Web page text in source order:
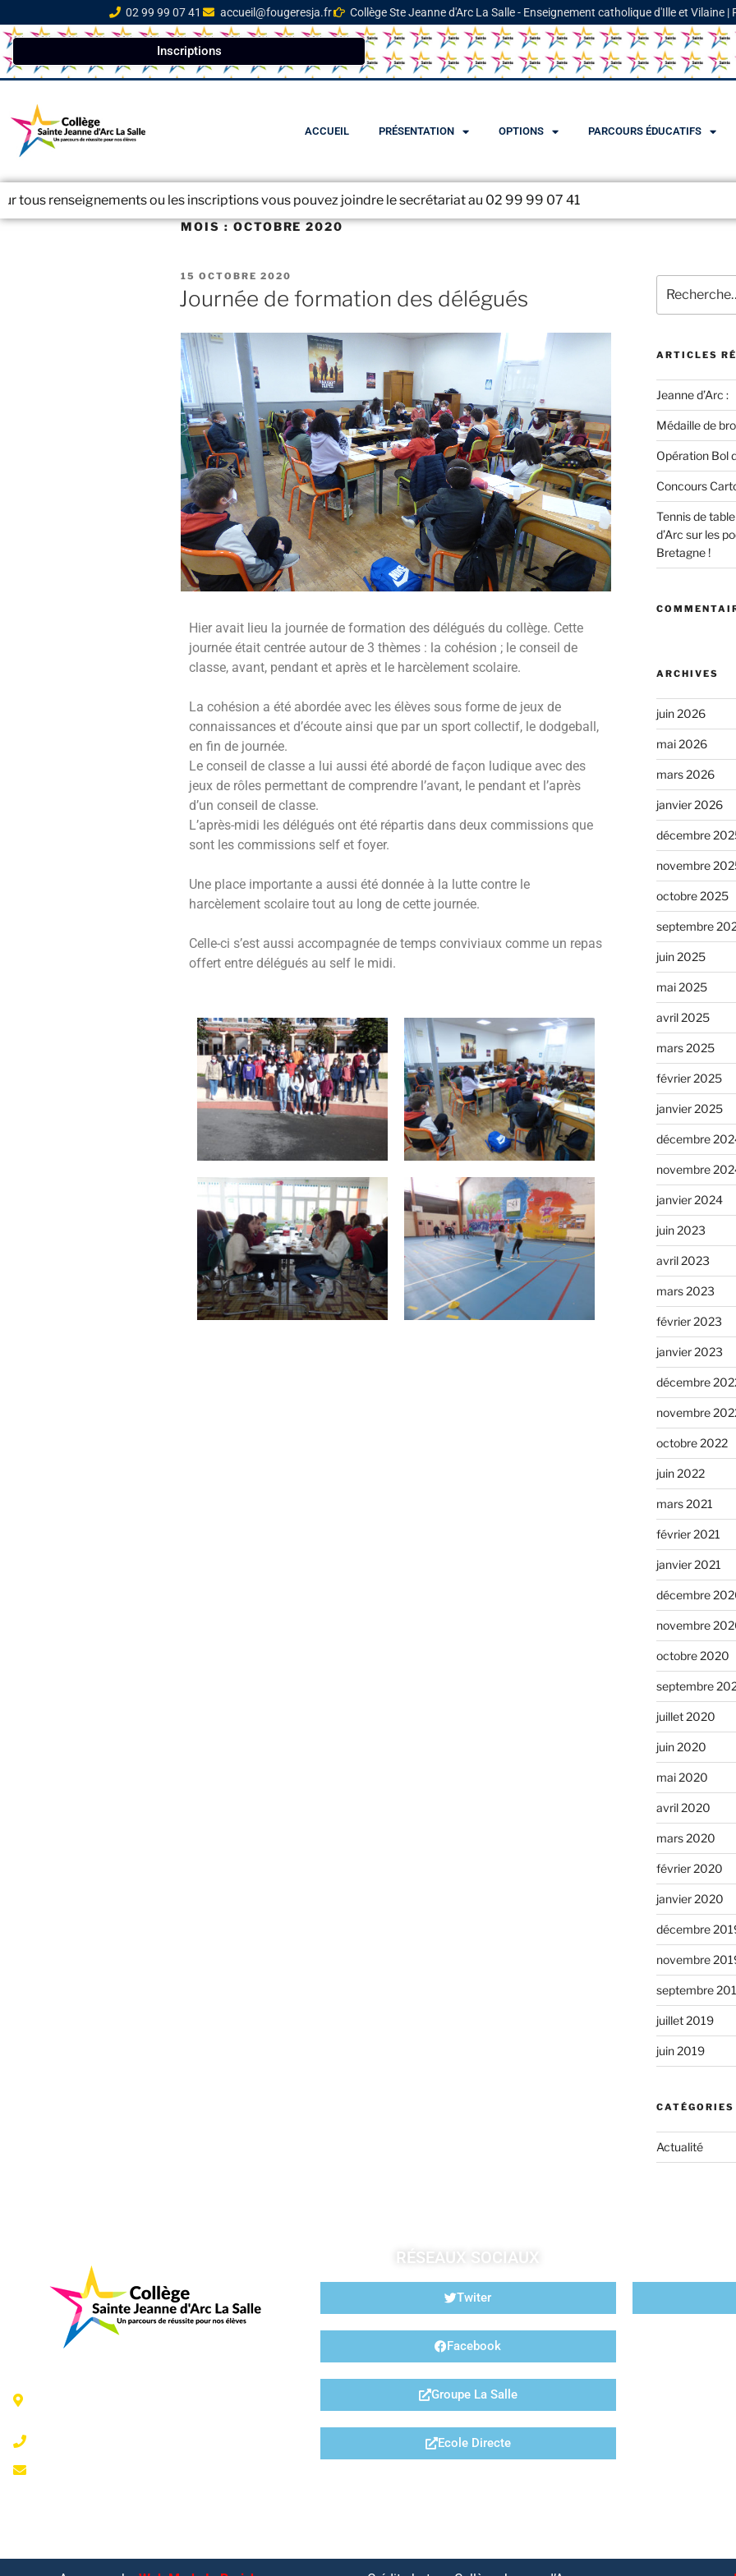
02 99 99 07 41 accueil@fougeresja.fr Collège Ste Jeanne d'Arc La Salle - Enseignement catholique d'Ille et Vilaine |
Inscriptions
ACCUEIL PRÉSENTATION OPTIONS PARCOURS ÉDUCATIFS
ou les inscriptions vous pouvez joindre le secrétariat au 02 99 99 07 41
MOIS :OCTOBRE 2020
15 OCTOBRE 2020
Journée de formation des délégués
Hier avait lieu la journée de formation des délégués du collège. Cette
journée était centrée autour de 3 thèmes : la cohésion ; le conseil de
classe, avant, pendant et après et le harcèlement scolaire.
La cohésion a été abordée avec les élèves sous forme de jeux de
connaissances et d’écoute ainsi que par un sport collectif, le dodgeball,
en fin de journée.
Le conseil de classe a lui aussi été abordé de façon ludique avec des
jeux de rôles permettant de comprendre l’avant, le pendant et l’après
d’un conseil de classe.
L’après-midi les délégués ont été répartis dans deux commissions que
sont les commissions self et foyer.
Une place importante a aussi été donnée à la lutte contre le
harcèlement scolaire tout au long de cette journée.
Celle-ci s’est aussi accompagnée de temps conviviaux comme un repas
offert entre délégués au self le midi.
ARTICLES
Jeanne d’Arc :
Médaille de
Opération Bol
Concours
Tennis de
d’Arc sur les
Bretagne !
ARCHIVES
juin 2026
mai 2026
mars 2026
janvier 2026
décembre
novembre
octobre 2025
septembre
juin 2025
mai 2025
avril 2025
mars 2025
février 2025
janvier 2025
décembre
novembre
janvier 2024
juin 2023
avril 2023
mars 2023
février 2023
janvier 2023
décembre
novembre
octobre 2022
juin 2022
mars 2021
février 2021
janvier 2021
décembre
novembre
octobre 2020
septembre
juillet 2020
juin 2020
mai 2020
avril 2020
mars 2020
février 2020
janvier 2020
décembre
novembre
septembre
juillet 2019
juin 2019
CATÉGORIES
Actualité
RÉSEAUX SOCIAUX
Twiter
Facebook
Groupe La Salle
Ecole Directe